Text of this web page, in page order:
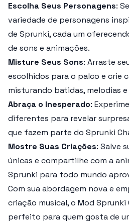
Escolha Seus Personagens:
variedade de personagens
de Sprunki, cada um
de sons e animações.
Misture Seus Sons: Arraste
escolhidos para o palco e crie
misturando batidas, melodias
Abraça o Inesperado:
diferentes para revelar
que fazem parte do Sprunki
Mostre Suas Criações: Salve
únicas e compartilhe com a
Sprunki para todo mundo
Com sua abordagem nova e
criação musical, o Mod Sprunki
perfeito para quem gosta de